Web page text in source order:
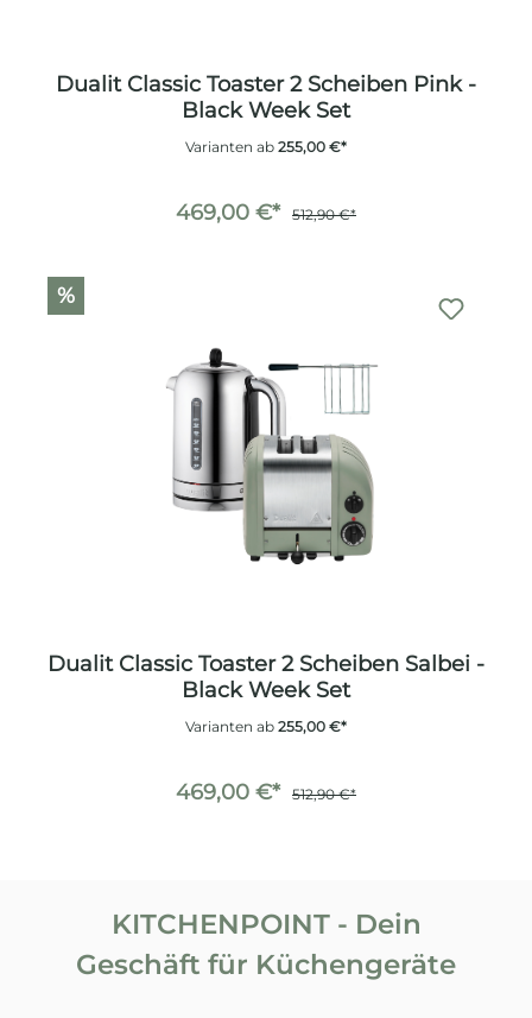
Dualit Classic Toaster 2 Scheiben Pink -
Black Week Set
Varianten ab 255,00 €*
469,00 €* 512,90 €*
%
Dualit Classic Toaster 2 Scheiben Salbei -
Black Week Set
Varianten ab 255,00 €*
469,00 €* 512,90 €*
KITCHENPOINT - Dein
Geschäft für Küchengeräte